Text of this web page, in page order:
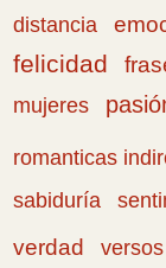
distancia
felicidad
mujeres
romanticas
sabiduría
verdad
versos